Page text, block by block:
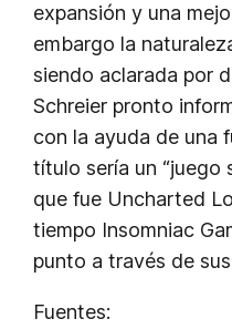
expansión y una
embargo la
siendo aclarada por
Schreier pronto
con la ayuda de una
título sería un “juego
que fue Uncharted
tiempo Insomniac
punto a través de
Fuentes: